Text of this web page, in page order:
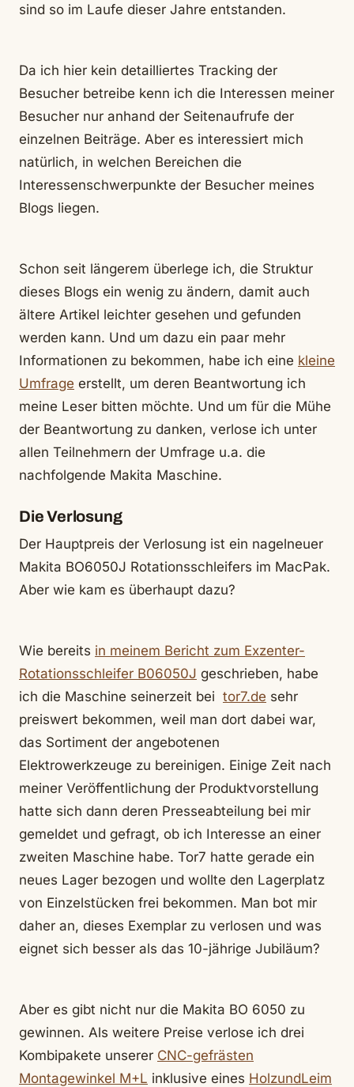
sind so im Laufe dieser Jahre entstanden.
Da ich hier kein detailliertes Tracking der
Besucher betreibe kenn ich die Interessen meiner
Besucher nur anhand der Seitenaufrufe der
einzelnen Beiträge. Aber es interessiert mich
natürlich, in welchen Bereichen die
Interessenschwerpunkte der Besucher meines
Blogs liegen.
Schon seit längerem überlege ich, die Struktur
dieses Blogs ein wenig zu ändern, damit auch
ältere Artikel leichter gesehen und gefunden
werden kann. Und um dazu ein paar mehr
Informationen zu bekommen, habe ich eine kleine
Umfrage erstellt, um deren Beantwortung ich
meine Leser bitten möchte. Und um für die Mühe
der Beantwortung zu danken, verlose ich unter
allen Teilnehmern der Umfrage u.a. die
nachfolgende Makita Maschine.
Die Verlosung
Der Hauptpreis der Verlosung ist ein nagelneuer
Makita BO6050J Rotationsschleifers im MacPak.
Aber wie kam es überhaupt dazu?
Wie bereits in meinem Bericht zum Exzenter-
Rotationsschleifer B06050J geschrieben, habe
ich die Maschine seinerzeit bei tor7.de sehr
preiswert bekommen, weil man dort dabei war,
das Sortiment der angebotenen
Elektrowerkzeuge zu bereinigen. Einige Zeit nach
meiner Veröffentlichung der Produktvorstellung
hatte sich dann deren Presseabteilung bei mir
gemeldet und gefragt, ob ich Interesse an einer
zweiten Maschine habe. Tor7 hatte gerade ein
neues Lager bezogen und wollte den Lagerplatz
von Einzelstücken frei bekommen. Man bot mir
daher an, dieses Exemplar zu verlosen und was
eignet sich besser als das 10-jährige Jubiläum?
Aber es gibt nicht nur die Makita BO 6050 zu
gewinnen. Als weitere Preise verlose ich drei
Kombipakete unserer CNC-gefrästen
Montagewinkel M+L inklusive eines HolzundLeim